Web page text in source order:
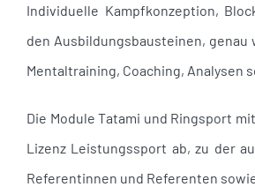
Individuelle Kampfkonzeption,
den Ausbildungsbausteinen,
Mentaltraining, Coaching, Analysen
Die Module Tatami und Ringsport
Lizenz Leistungssport ab, zu der
Referentinnen und Referenten